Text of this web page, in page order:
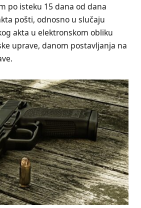
po isteku 15 dana od dana
pošti, odnosno u slučaju
akta u elektronskom obliku
uprave, danom postavljanja na